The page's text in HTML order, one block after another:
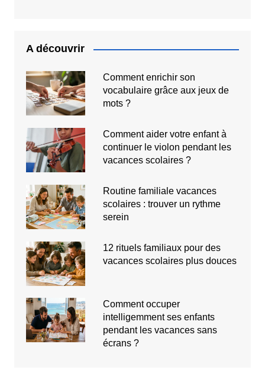
A découvrir
Comment enrichir son
vocabulaire grâce aux jeux de
mots ?
Comment aider votre enfant à
continuer le violon pendant les
vacances scolaires ?
Routine familiale vacances
scolaires : trouver un rythme
serein
12 rituels familiaux pour des
vacances scolaires plus douces
Comment occuper
intelligemment ses enfants
pendant les vacances sans
écrans ?